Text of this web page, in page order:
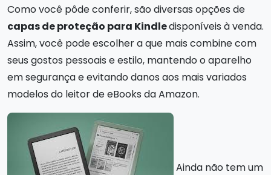
Como você pôde conferir, são diversas opções de
capas de proteção para Kindledisponíveis à venda.
Assim, você pode escolher a que mais combine com
seus gostos pessoais e estilo, mantendo o aparelho
em segurança e evitando danos aos mais variados
modelos do leitor de eBooks da Amazon.
Ainda não tem um